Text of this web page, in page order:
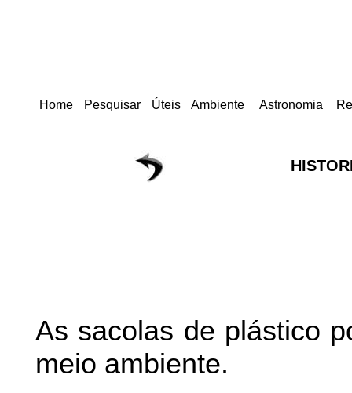
Home Pesquisar Úteis Ambiente Astronomia
As sacolas de plástico
meio ambiente.